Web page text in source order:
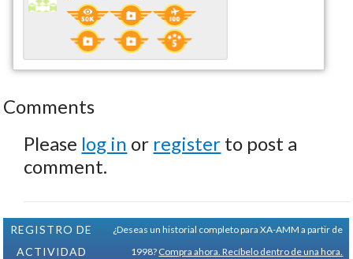
Comments
Please log in or register to post a
comment.
REGISTRO DE
ACTIVIDAD
¿Deseas un historial completo para XA-AMM a partir de
1998? Compra ahora. Recíbelo dentro de una hora.